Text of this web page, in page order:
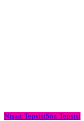
Nişan TepsisiSöz Tepsisi